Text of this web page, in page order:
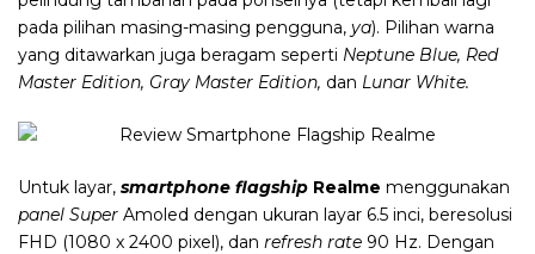
pada pilihan masing-masing pengguna, ya). Pilihan warna
yang ditawarkan juga beragam seperti Neptune Blue, Red
Master Edition, Gray Master Edition, dan Lunar White.
Untuk layar, smartphone flagship Realme menggunakan
panel Super Amoled dengan ukuran layar 6.5 inci, beresolusi
FHD (1080 x 2400 pixel), dan refresh rate 90 Hz. Dengan